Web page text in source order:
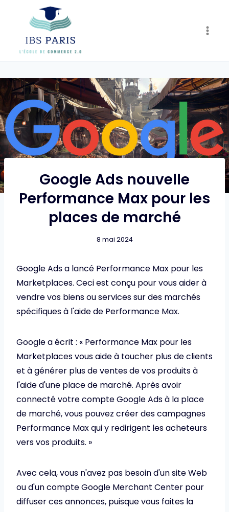
content
Google Ads nouvelle
Performance Max pour les
places de marché
8 mai 2024
Google Ads a lancé Performance Max pour les
Marketplaces. Ceci est conçu pour vous aider à
vendre vos biens ou services sur des marchés
spécifiques à l'aide de Performance Max.
Google a écrit : « Performance Max pour les
Marketplaces vous aide à toucher plus de clients
et à générer plus de ventes de vos produits à
l'aide d'une place de marché. Après avoir
connecté votre compte Google Ads à la place
de marché, vous pouvez créer des campagnes
Performance Max qui y redirigent les acheteurs
vers vos produits. »
Avec cela, vous n'avez pas besoin d'un site Web
ou d'un compte Google Merchant Center pour
diffuser ces annonces, puisque vous faites la